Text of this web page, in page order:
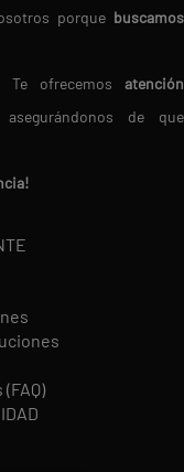
porque buscamos
Te ofrecemos atención
de que